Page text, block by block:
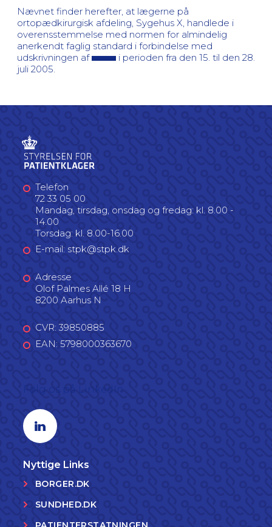
Nævnet finder herefter, at lægerne på
ortopædkirurgisk afdeling, Sygehus X, handlede i
overensstemmelse med normen for almindelig
anerkendt faglig standard i forbindelse med
udskrivningen af
i perioden fra den 15. til den 28.
juli 2005.
Telefon
72 33 05 00
Mandag, tirsdag, onsdag og fredag: kl. 8.00 -
14.00
Torsdag: kl. 8.00-16.00
E-mail: stpk@stpk.dk
Adresse
Olof Palmes Allé 18 H
8200 Aarhus N
CVR: 39850885
EAN: 5798000363670
Linkedin profil
Nyttige Links
BORGER.DK
SUNDHED.DK